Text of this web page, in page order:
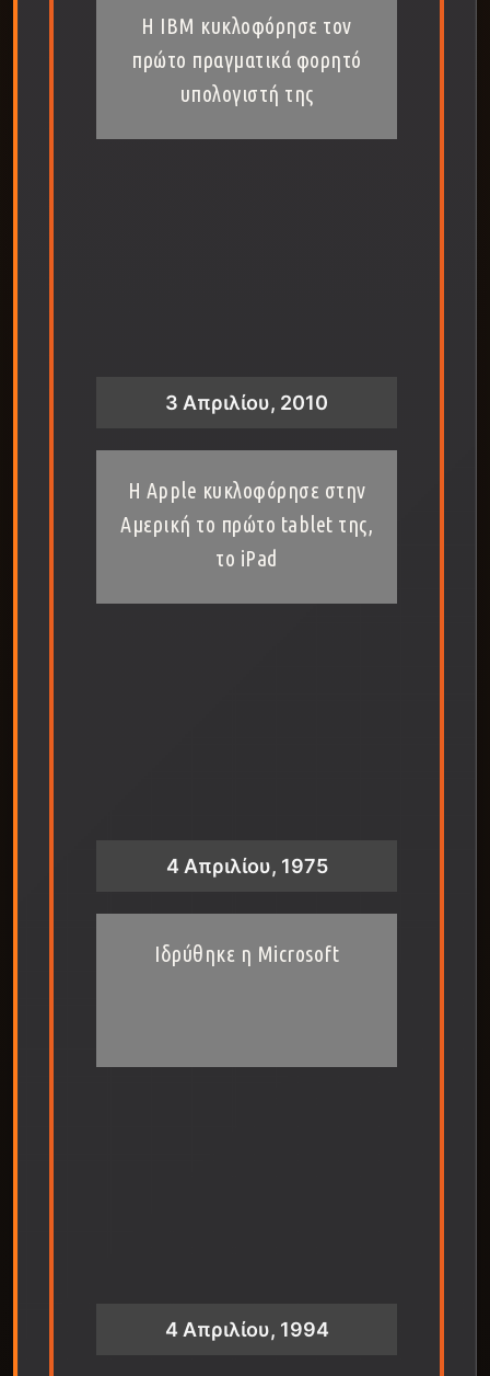
Η IBM κυκλοφόρησε τον
πρώτο πραγματικά φορητό
υπολογιστή της
3 Απριλίου, 2010
Η Apple κυκλοφόρησε στην
Αμερική το πρώτο tablet της,
το iPad
4 Απριλίου, 1975
Ιδρύθηκε η Microsoft
4 Απριλίου, 1994